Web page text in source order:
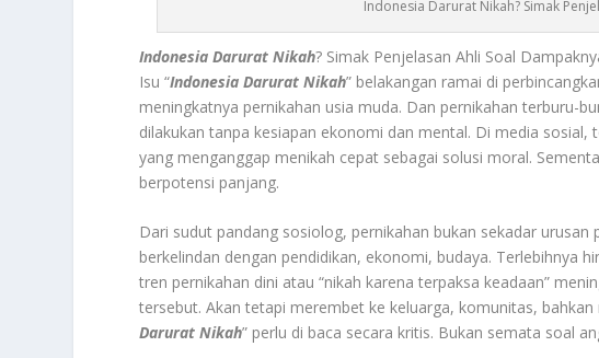
Indonesia Darurat Nikah? Simak
Indonesia Darurat Nikah? Simak Penjelasan Ahli Soal
Isu “Indonesia Darurat Nikah” belakangan ramai di
meningkatnya pernikahan usia muda. Dan pernikahan terburu-
dilakukan tanpa kesiapan ekonomi dan mental. Di media
yang menganggap menikah cepat sebagai solusi moral.
berpotensi panjang.
Dari sudut pandang sosiolog, pernikahan bukan sekadar
berkelindan dengan pendidikan, ekonomi, budaya. Terlebihnya
tren pernikahan dini atau “nikah karena terpaksa keadaan”
tersebut. Akan tetapi merembet ke keluarga, komunitas,
Darurat Nikah” perlu di baca secara kritis. Bukan semata soal